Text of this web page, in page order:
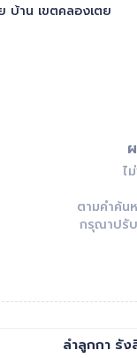
บ้าน เขตคลองเตย
ไ
ตามคำค้น
กรุณาปรับ
ลำลูกกา รั